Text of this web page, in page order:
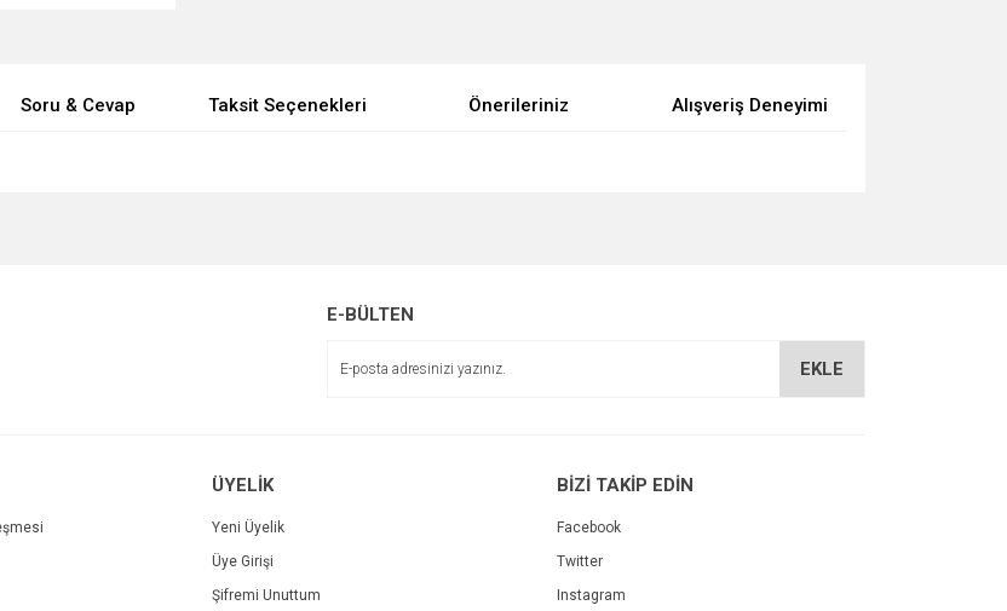
Soru & Cevap Taksit Seçenekleri Önerileriniz Alışveriş Deneyimi
E-BÜLTEN
EKLE
ÜYELİK
Yeni Üyelik
Üye Girişi
Şifremi Unuttum
BİZİ TAKİP EDİN
Facebook
Twitter
Instagram